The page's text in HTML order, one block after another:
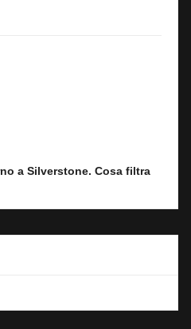
a Silverstone. Cosa filtra